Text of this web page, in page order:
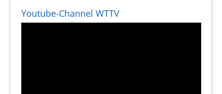
Youtube-Channel WTTV